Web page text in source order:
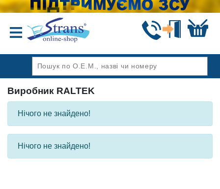
Виробник RALTEK
Нічого не знайдено!
Нічого не знайдено!